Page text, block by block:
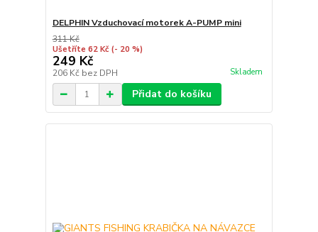
DELPHIN Vzduchovací motorek A-PUMP mini
311 Kč
Ušetříte 62 Kč (- 20 %)
249 Kč
206 Kč bez DPH Skladem
Přidat do košíku